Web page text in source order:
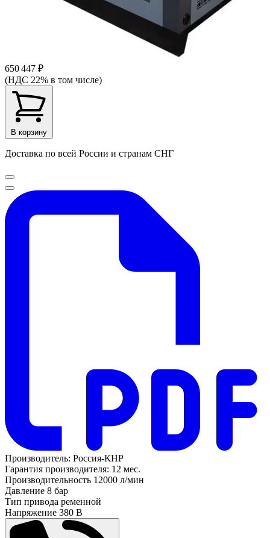
650 447 ₽
(НДС 22% в том числе)
В корзину
Доставка по всей России и странам СНГ
Производитель: Россия-КНР
Гарантия производителя: 12 мес.
Производительность 12000 л/мин
Давление 8 бар
Тип привода ременной
Напряжение 380 В